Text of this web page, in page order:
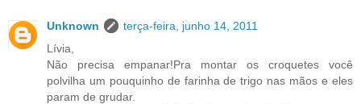
Unknown
terça-feira, junho 14, 2011
Lívia,
Não precisa empanar!Pra montar os croquetes você
polvilha um pouquinho de farinha de trigo nas mãos e eles
param de grudar.